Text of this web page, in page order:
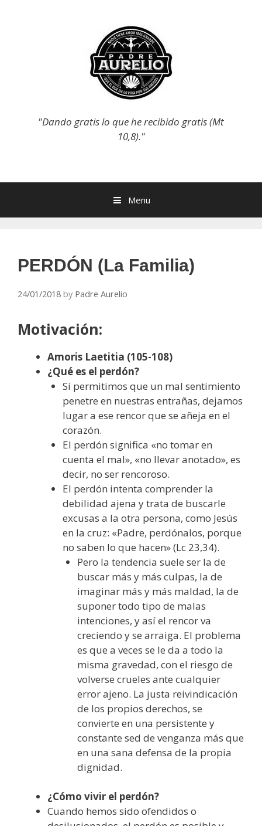
"Dando gratis lo que he recibido gratis (Mt
10,8)."
Menu
PERDÓN (La Familia)
24/01/2018 by Padre Aurelio
Motivación:
Amoris Laetitia (105-108)
¿Qué es el perdón?
Si permitimos que un mal sentimiento
penetre en nuestras entrañas, dejamos
lugar a ese rencor que se añeja en el
corazón.
El perdón significa «no tomar en
cuenta el mal», «no llevar anotado», es
decir, no ser rencoroso.
El perdón intenta comprender la
debilidad ajena y trata de buscarle
excusas a la otra persona, como Jesús
en la cruz: «Padre, perdónalos, porque
no saben lo que hacen» (Lc 23,34).
Pero la tendencia suele ser la de
buscar más y más culpas, la de
imaginar más y más maldad, la de
suponer todo tipo de malas
intenciones, y así el rencor va
creciendo y se arraiga. El problema
es que a veces se le da a todo la
misma gravedad, con el riesgo de
volverse crueles ante cualquier
error ajeno. La justa reivindicación
de los propios derechos, se
convierte en una persistente y
constante sed de venganza más que
en una sana defensa de la propia
dignidad.
¿Cómo vivir el perdón?
Cuando hemos sido ofendidos o